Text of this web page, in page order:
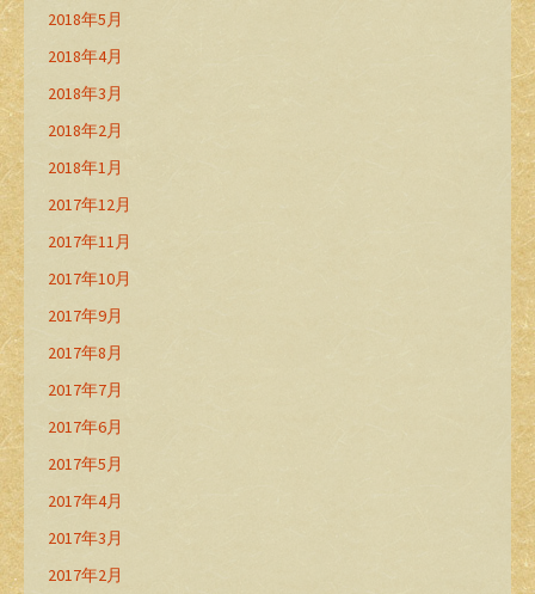
2018年5月
2018年4月
2018年3月
2018年2月
2018年1月
2017年12月
2017年11月
2017年10月
2017年9月
2017年8月
2017年7月
2017年6月
2017年5月
2017年4月
2017年3月
2017年2月